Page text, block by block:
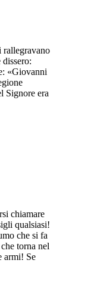
rallegravano
«Giovanni
Signore era
chiamare
qualsiasi!
che si fa
torna nel
armi! Se